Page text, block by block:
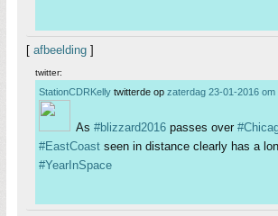
[ afbeelding ]
twitter:
StationCDRKelly twitterde op zaterdag 23-01-2016 om
As #blizzard2016 passes over
#EastCoast seen in distance clearly has a
#YearInSpace